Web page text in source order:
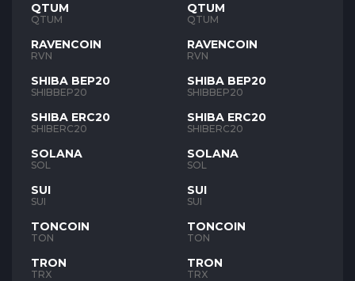
QTUM
QTUM
RAVENCOIN
RVN
SHIBA BEP20
SHIBBEP20
SHIBA ERC20
SHIBERC20
SOLANA
SOL
SUI
SUI
TONCOIN
TON
TRON
TRX
QTUM
QTUM
RAVENCOIN
RVN
SHIBA BEP20
SHIBBEP20
SHIBA ERC20
SHIBERC20
SOLANA
SOL
SUI
SUI
TONCOIN
TON
TRON
TRX